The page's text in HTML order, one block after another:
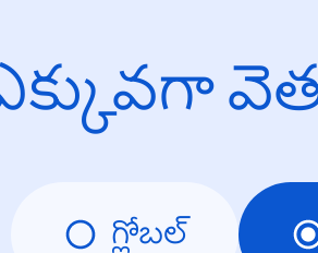
గ్లోబల్